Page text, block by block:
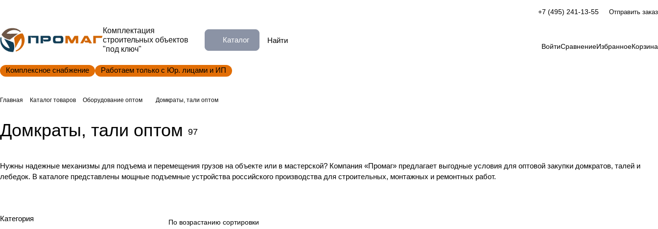
+7 (495) 241-13-55 Отправить заказ
Комплектация
строительных объектов
"под ключ"
Каталог
ВойтиСравнениеИзбранноеКорзина
Комплексное снабжение Работаем только с Юр. лицами и ИП
Главная Каталог товаров Оборудование оптом Домкраты, тали оптом
Домкраты, тали оптом 97
Нужны надежные механизмы для подъема и перемещения грузов на объекте или в мастерской? Компания «Промаг» предлагает выгодные условия для оптовой закупки домкратов, талей и
лебедок. В каталоге представлены мощные подъемные устройства российского производства для строительных, монтажных и ремонтных работ.
Домкраты Лебёдки Тали
По возрастанию сортировки
Категория